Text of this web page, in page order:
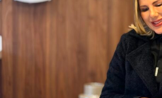
- SISTEMA BRASILEIRO DE